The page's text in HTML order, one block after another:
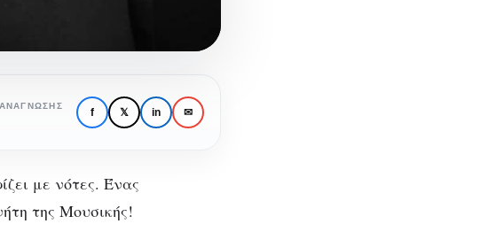
f 𝕏 in ✉
με νότες. Ένας
της Μουσικής!